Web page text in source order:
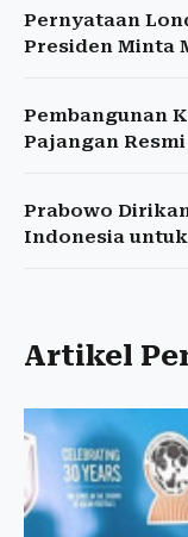
Pernyataan
Presiden Minta
Pembangunan
Pajangan
Prabowo
Indonesia
Artikel